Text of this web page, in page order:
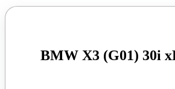
BMW X3 (G01) 30i